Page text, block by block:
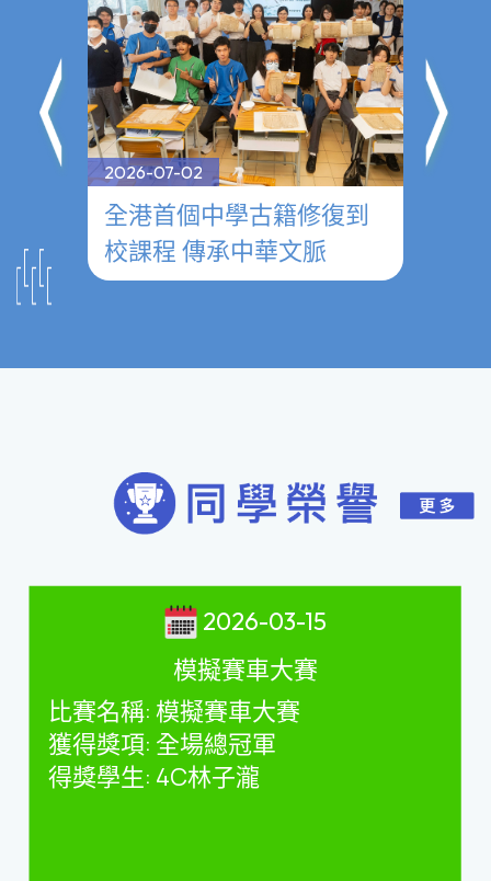
2026-07-02
全港首個中學古籍修復到
校課程 傳承中華文脈
2026-03-15
模擬賽車大賽
比賽名稱: 模擬賽車大賽
獲得獎項: 全場總冠軍
得獎學生: 4C林子瀧